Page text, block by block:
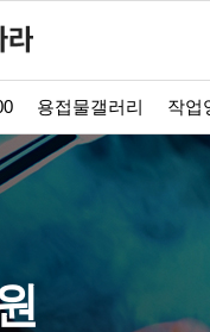
용접물갤러리 작업